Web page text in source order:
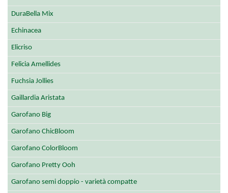
DuraBella Mix
Echinacea
Elicriso
Felicia Amellides
Fuchsia Jollies
Gaillardia Aristata
Garofano Big
Garofano ChicBloom
Garofano ColorBloom
Garofano Pretty Ooh
Garofano semi doppio - varietà compatte